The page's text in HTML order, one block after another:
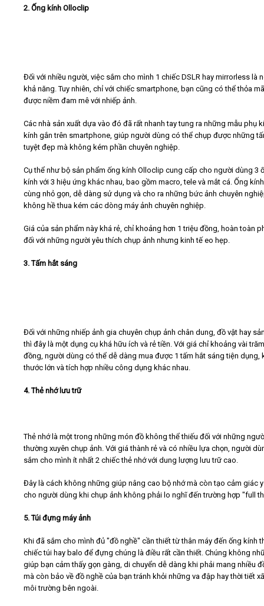
2. Ống kính Olloclip
Đối với nhiều người, việc sắm cho mình 1 chiếc DSLR hay mirrorless là
khả năng. Tuy nhiên, chỉ với chiếc smartphone, bạn cũng có thể thỏa
được niềm đam mê với nhiếp ảnh.
Các nhà sản xuất dựa vào đó đã rất nhanh tay tung ra những mẫu phụ
kính gắn trên smartphone, giúp người dùng có thể chụp được những
tuyệt đẹp mà không kém phần chuyên nghiệp.
Cụ thể như bộ sản phẩm ống kính Olloclip cung cấp cho người dùng 3
kính với 3 hiệu ứng khác nhau, bao gồm macro, tele và mắt cá. Ống
cùng nhỏ gọn, dễ dàng sử dụng và cho ra những bức ảnh chuyên
không hề thua kém các dòng máy ảnh chuyên nghiệp.
Giá của sản phẩm này khá rẻ, chỉ khoảng hơn 1 triệu đồng, hoàn toàn
đối với những người yêu thích chụp ảnh nhưng kinh tế eo hẹp.
3. Tấm hắt sáng
Đối với những nhiếp ảnh gia chuyên chụp ảnh chân dung, đồ vật hay
thì đây là một dụng cụ khá hữu ích và rẻ tiền. Với giá chỉ khoảng vài
đồng, người dùng có thể dễ dàng mua được 1 tấm hắt sáng tiện dụng,
thước lớn và tích hợp nhiều công dụng khác nhau.
4. Thẻ nhớ lưu trữ
Thẻ nhớ là một trong những món đồ không thể thiếu đối với những
thường xuyên chụp ảnh. Với giá thành rẻ và có nhiều lựa chọn, người
sắm cho mình ít nhất 2 chiếc thẻ nhớ với dung lượng lưu trữ cao.
Đây là cách không những giúp nâng cao bộ nhớ mà còn tạo cảm giác
cho người dùng khi chụp ảnh không phải lo nghĩ đến trường hợp "full
5. Túi đựng máy ảnh
Khi đã sắm cho mình đủ "đồ nghề" cần thiết từ thân máy đến ống kính
chiếc túi hay balo để đựng chúng là điều rất cần thiết. Chúng không
giúp bạn cảm thấy gọn gàng, di chuyển dễ dàng khi phải mang nhiều
mà còn bảo về đồ nghề của bạn tránh khỏi những va đập hay thời tiết
môi trường bên ngoài.